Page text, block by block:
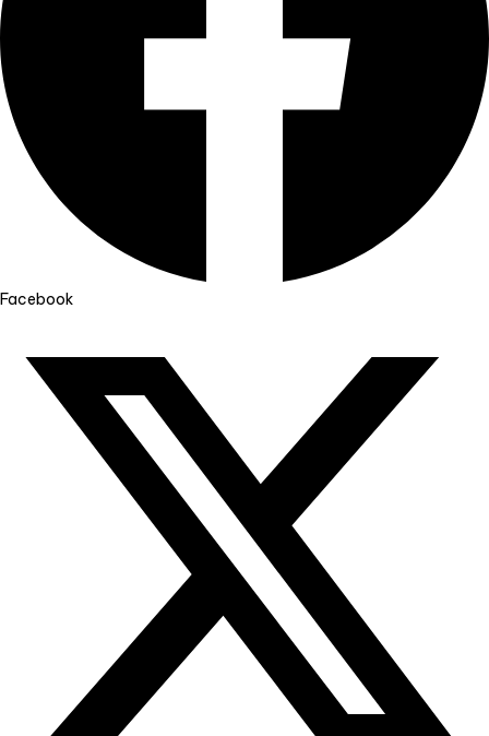
Facebook